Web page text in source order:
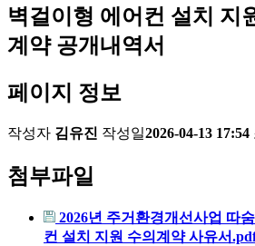
벽걸이형 에어컨 설치 지
계약 공개내역서
페이지 정보
작성자 김유진 작성일2026-04-13 17:54
첨부파일
2026년 주거환경개선사업 따
컨 설치 지원 수의계약 사유서